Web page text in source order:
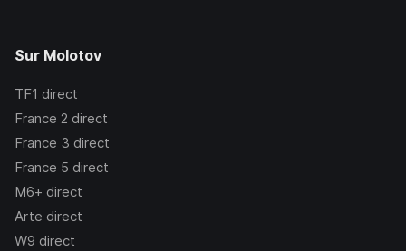
Sur Molotov
TF1 direct
France 2 direct
France 3 direct
France 5 direct
M6+ direct
Arte direct
W9 direct